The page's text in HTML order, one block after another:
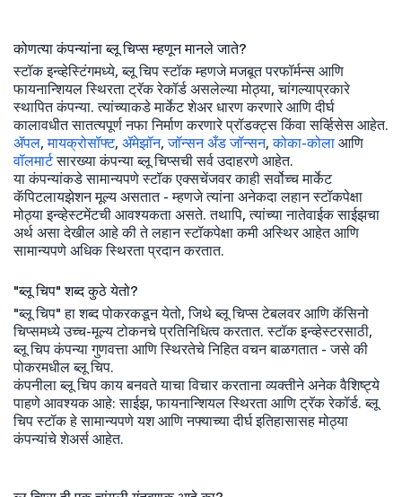
कोणत्या कंपन्यांना ब्लू चिप्स म्हणून मानले जाते?
स्टॉक इन्व्हेस्टिंगमध्ये, ब्लू चिप स्टॉक म्हणजे मजबूत परफॉर्मन्स आणि
फायनान्शियल स्थिरता ट्रॅक रेकॉर्ड असलेल्या मोठ्या, चांगल्याप्रकारे
स्थापित कंपन्या. त्यांच्याकडे मार्केट शेअर धारण करणारे आणि दीर्घ
कालावधीत सातत्यपूर्ण नफा निर्माण करणारे प्रॉडक्ट्स किंवा सर्व्हिसेस आहेत.
ॲपल,मायक्रोसॉफ्ट, ॲमेझॉन,जॉन्सन अँड जॉन्सन,कोका-कोला आणि
वॉलमार्टसारख्या कंपन्या ब्लू चिप्सची सर्व उदाहरणे आहेत.
या कंपन्यांकडे सामान्यपणे स्टॉक एक्सचेंजवर काही सर्वोच्च मार्केट
कॅपिटलायझेशन मूल्य असतात - म्हणजे त्यांना अनेकदा लहान स्टॉकपेक्षा
मोठ्या इन्व्हेस्टमेंटची आवश्यकता असते. तथापि, त्यांच्या नातेवाईक साईझचा
अर्थ असा देखील आहे की ते लहान स्टॉकपेक्षा कमी अस्थिर आहेत आणि
सामान्यपणे अधिक स्थिरता प्रदान करतात.
"ब्लू चिप" शब्द कुठे येतो?
"ब्लू चिप" हा शब्द पोकरकडून येतो, जिथे ब्लू चिप्स टेबलवर आणि कॅसिनो
चिप्समध्ये उच्च-मूल्य टोकनचे प्रतिनिधित्व करतात. स्टॉक इन्व्हेस्टरसाठी,
ब्लू चिप कंपन्या गुणवत्ता आणि स्थिरतेचे निहित वचन बाळगतात - जसे की
पोकरमधील ब्लू चिप.
कंपनीला ब्लू चिप काय बनवते याचा विचार करताना व्यक्तीने अनेक वैशिष्ट्ये
पाहणे आवश्यक आहे: साईझ, फायनान्शियल स्थिरता आणि ट्रॅक रेकॉर्ड. ब्लू
चिप स्टॉक हे सामान्यपणे यश आणि नफ्याच्या दीर्घ इतिहासासह मोठ्या
कंपन्यांचे शेअर्स आहेत.